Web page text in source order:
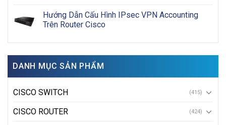
Hướng Dẫn Cấu Hình IPsec VPN Accounting
Trên Router Cisco
DANH MỤC SẢN PHẨM
CISCO SWITCH (415)
CISCO ROUTER (424)